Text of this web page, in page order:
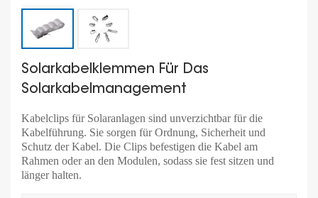
Solarkabelklemmen Für Das
Solarkabelmanagement
Kabelclips für Solaranlagen sind unverzichtbar für die
Kabelführung. Sie sorgen für Ordnung, Sicherheit und
Schutz der Kabel. Die Clips befestigen die Kabel am
Rahmen oder an den Modulen, sodass sie fest sitzen und
länger halten.